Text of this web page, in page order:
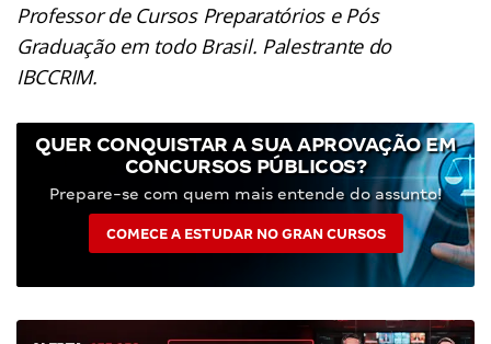
Graduação em todo Brasil. Palestrante do
IBCCRIM.
CONCURSOS PÚBLICOS?
Prepare-se com quem mais entende do assunto!
COMECE A ESTUDAR NO GRAN CURSOS